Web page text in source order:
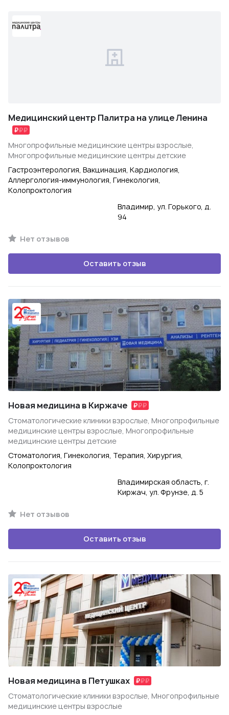
Медицинский центр Палитра на улице Ленина
Многопрофильные медицинские центры взрослые,
Многопрофильные медицинские центры детские
Гастроэнтерология, Вакцинация, Кардиология,
Аллергология-иммунология, Гинекология,
Колопроктология
Владимир, ул. Горького, д.
94
Нет отзывов
Оставить отзыв
Новая медицина в Киржаче
Стоматологические клиники взрослые, Многопрофильные
медицинские центры взрослые, Многопрофильные
медицинские центры детские
Стоматология, Гинекология, Терапия, Хирургия,
Колопроктология
Владимирская область, г.
Киржач, ул. Фрунзе, д. 5
Нет отзывов
Оставить отзыв
Новая медицина в Петушках
Стоматологические клиники взрослые, Многопрофильные
медицинские центры взрослые